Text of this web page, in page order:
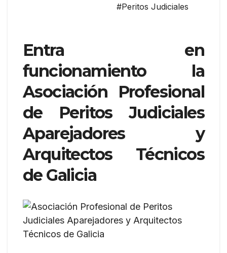
#Peritos Judiciales
Entra en
funcionamiento la
Asociación Profesional
de Peritos Judiciales
Aparejadores y
Arquitectos Técnicos
de Galicia